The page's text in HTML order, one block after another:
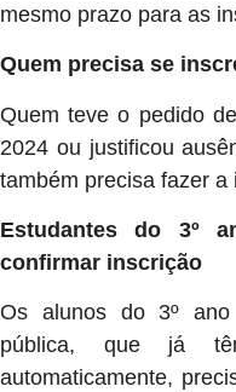
mesmo prazo para as
Quem precisa se
Quem teve o pedido
2024 ou justificou
também precisa fazer a
Estudantes do 3º
confirmar inscrição
Os alunos do 3º
pública, que já
automaticamente,